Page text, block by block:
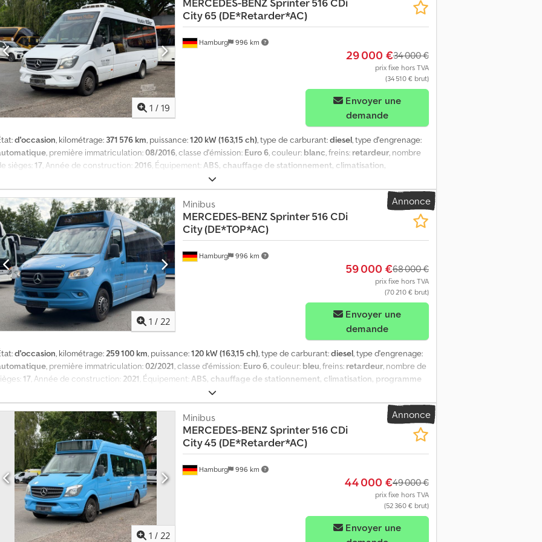
Vibrateur Toutes les informations sont fournies sans garantie, et aucune responsabilité n’est acceptée
les erreurs éventuelles. Vente sous réserve de disponibilité. Vente uniquement aux acheteurs professionnels. Les
ont été modifiées uniquement à des fins de protection des clients.
1 / 19
Hamburg 996 km
MERCEDES-BENZ Sprinter 516 CDi
City 65 (DE*Retarder*AC)
29 000 €34 000 €
prix fixe hors TVA
(34 510 € brut)
demande
d'occasion, kilométrage: 371 576 km, puissance:120 kW (163,15 ch), type de carburant:diesel, type d'engrenage:
, première immatriculation:08/2016, classe d'émission: Euro 6, couleur: blanc, freins: retardeur, nombre
sièges:17, Année de construction: 2016, Équipement: ABS, chauffage de stationnement, climatisation,
, Mercedes-Benz Sprinter 516 CDI City 45, premier propriétaire, véhicule
17 places assises / 6 places debout, transmission automatique, climatisation performante, ralentisseur, norme
Euro 6, porte électrique. Dodszg Sh Ropfx Adljkr Possibilité d'échange et de reprise. Prix net : 34 000 €. Vous pouvez
rendre sur place pour vérifier l'état général et technique du véhicule. Nous vous accompagnons dans les
d'exportation : fourniture des données originales pour l'homologation dans le pays de destination,
du fournisseur, établissement des documents d'exportation, obtention d'une plaque d'immatriculation
si nécessaire. -Une inspection et un essai routier sont possibles à tout moment, même le week-end, sur
vous téléphonique ! Reprise et transfert du véhicule sur demande. Visitez notre page Facebook.
Annonce
1 / 22
Hamburg 996 km
Minibus
MERCEDES-BENZ Sprinter 516 CDi
City (DE*TOP*AC)
59 000 €68 000 €
prix fixe hors TVA
(70 210 € brut)
demande
d'occasion, kilométrage:259 100 km, puissance:120 kW (163,15 ch), type de carburant:diesel, type d'engrenage:
, première immatriculation:02/2021, classe d'émission: Euro 6, couleur: bleu, freins: retardeur, nombre de
17, Année de construction: 2021, Équipement: ABS, chauffage de stationnement, climatisation, programme
, Mercedes-Benz Sprinter 516 CDi City, première main, véhicule allemand, 17 sièges / 9
debout, boîte de vitesses automatique, climatisation performante, norme Euro 6d, porte électrique. Échange
et reprise possible. Djdpfx Adozg Siholjkr Prix net : 68 000 €. Vérifiez par vous-même l’état général et technique du
véhicule sur place. Nous vous assistons dans les démarches d’exportation : attestation des données d’origine pour
l’homologation dans le pays de destination, déclaration du fournisseur, établissement des documents d’exportation,
plaques d’immatriculation douanières si nécessaire. -Une inspection et un essai routier sont possibles à tout moment,
y compris le week-end, sur rendez-vous téléphonique. Reprise et transfert du véhicule sur demande. Visitez notre
page Facebook.
Annonce
1 / 22
Hamburg 996 km
Minibus
MERCEDES-BENZ Sprinter 516 CDi
City 45 (DE*Retarder*AC)
44 000 €49 000 €
prix fixe hors TVA
(52 360 € brut)